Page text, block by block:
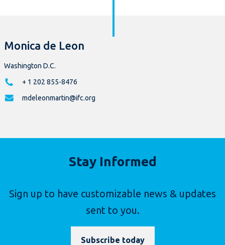
Monica de Leon
Washington D.C.
+ 1 202 855-8476
mdeleonmartin@ifc.org
Stay Informed
Sign up to have customizable news & updates
sent to you.
Subscribe today